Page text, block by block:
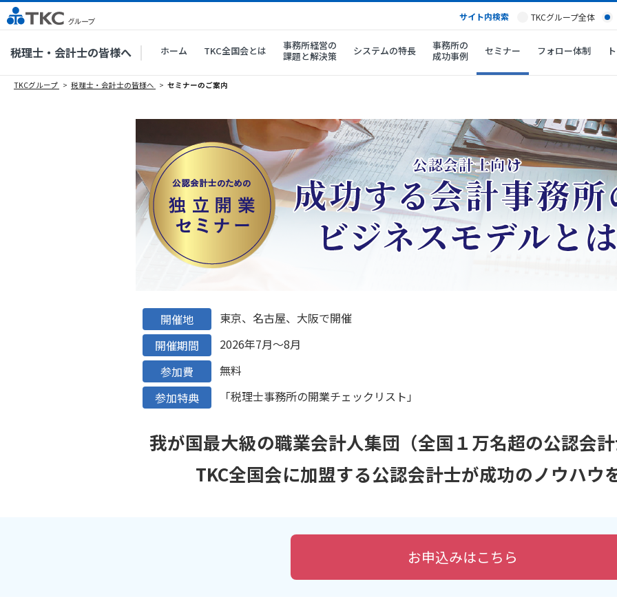
サイト内検索 TKCグループ全体
税理士・会計士の皆様へ ホーム TKC全国会とは
事務所経営の
課題と解決策
システムの特長
事務所の
成功事例
セミナー フォロー体制
TKCグループ 税理士・会計士の皆様へ セミナーのご案内
開催地
東京、名古屋、大阪で開催
開催期間
2026年7月～8月
参加費
無料
参加特典
「税理士事務所の開業チェックリスト」
我が国最大級の職業会計人集団（全国１万名超の公認会
TKC全国会に加盟する公認会計士が成功のノウハウ
お申込みはこちら